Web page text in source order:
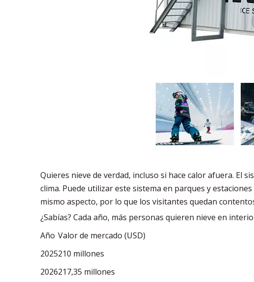
Quieres nieve de verdad, incluso si hace calor afuera. El
clima. Puede utilizar este sistema en parques y
mismo aspecto, por lo que los visitantes quedan
¿Sabías? Cada año, más personas quieren nieve en
Año Valor de mercado (USD)
2025210 millones
2026217,35 millones